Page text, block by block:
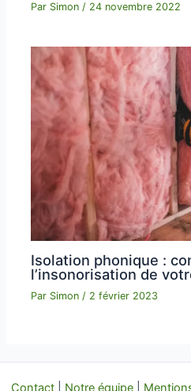
Par Simon/ 24 novembre 2022
Isolation phonique :
l’insonorisation de
Par Simon/ 2 février 2023
Contact| Notre équipe|